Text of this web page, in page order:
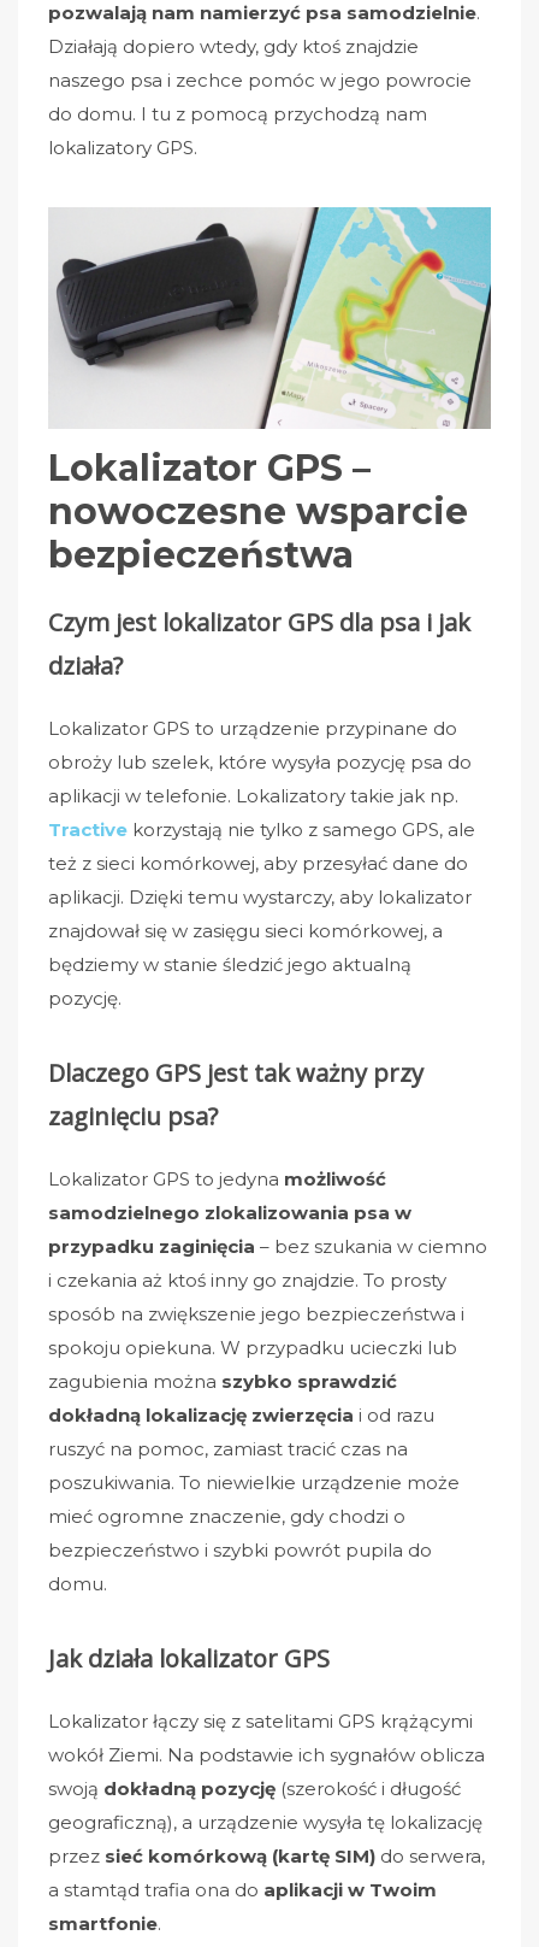
pozwalają nam namierzyć psa samodzielnie.
Działają dopiero wtedy, gdy ktoś znajdzie
naszego psa i zechce pomóc w jego powrocie
do domu. I tu z pomocą przychodzą nam
lokalizatory GPS.
Lokalizator GPS –
nowoczesne wsparcie
bezpieczeństwa
Czym jest lokalizator GPS dla psa i jak
działa?
Lokalizator GPS to urządzenie przypinane do
obroży lub szelek, które wysyła pozycję psa do
aplikacji w telefonie. Lokalizatory takie jak np.
Tractive korzystają nie tylko z samego GPS, ale
też z sieci komórkowej, aby przesyłać dane do
aplikacji. Dzięki temu wystarczy, aby lokalizator
znajdował się w zasięgu sieci komórkowej, a
będziemy w stanie śledzić jego aktualną
pozycję.
Dlaczego GPS jest tak ważny przy
zaginięciu psa?
Lokalizator GPS to jedyna możliwość
samodzielnego zlokalizowania psa w
przypadku zaginięcia – bez szukania w ciemno
i czekania aż ktoś inny go znajdzie. To prosty
sposób na zwiększenie jego bezpieczeństwa i
spokoju opiekuna. W przypadku ucieczki lub
zagubienia można szybko sprawdzić
dokładną lokalizację zwierzęcia i od razu
ruszyć na pomoc, zamiast tracić czas na
poszukiwania. To niewielkie urządzenie może
mieć ogromne znaczenie, gdy chodzi o
bezpieczeństwo i szybki powrót pupila do
domu.
Jak działa lokalizator GPS
Lokalizator łączy się z satelitami GPS krążącymi
wokół Ziemi. Na podstawie ich sygnałów oblicza
swoją dokładną pozycję (szerokość i długość
geograficzną), a urządzenie wysyła tę lokalizację
przez sieć komórkową (kartę SIM) do serwera,
a stamtąd trafia ona do aplikacji w Twoim
smartfonie.